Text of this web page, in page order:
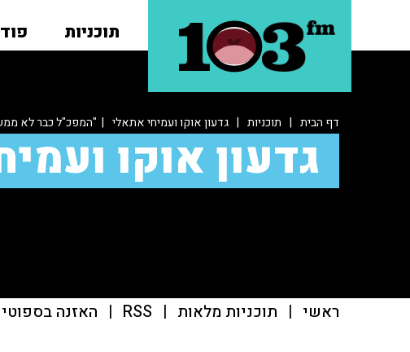
תוכניות
דף הבית | תוכניות | גדעון אוקו ועמיחי אתאלי | "המפכ"ל כבר לא
גדעון אוקו
ראשי | תוכניות מלאות |
RSS
| האזנה